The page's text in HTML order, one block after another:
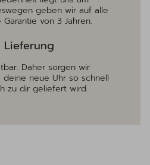
geben wir auf alle
von 3 Jahren.
Lieferung
Daher sorgen wir
deine neue Uhr so schnell
zu dir geliefert wird.